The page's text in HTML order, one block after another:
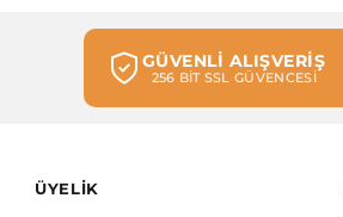
GÜVENLİ ALIŞVERİŞ
256 BİT SSL GÜVENCESİ
ÜYELİK